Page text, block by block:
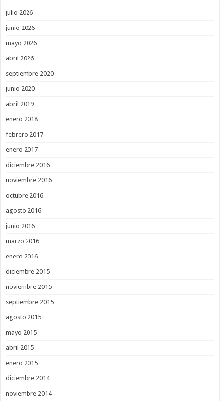
julio 2026
junio 2026
mayo 2026
abril 2026
septiembre 2020
junio 2020
abril 2019
enero 2018
febrero 2017
enero 2017
diciembre 2016
noviembre 2016
octubre 2016
agosto 2016
junio 2016
marzo 2016
enero 2016
diciembre 2015
noviembre 2015
septiembre 2015
agosto 2015
mayo 2015
abril 2015
enero 2015
diciembre 2014
noviembre 2014